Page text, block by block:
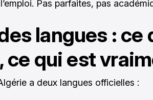
Pas parfaites, pas
langues : ce
ce qui est
a deux langues officielles :